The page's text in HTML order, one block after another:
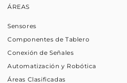
ÁREAS
Sensores
Componentes de Tablero
Conexión de Señales
Automatización y Robótica
Áreas Clasificadas